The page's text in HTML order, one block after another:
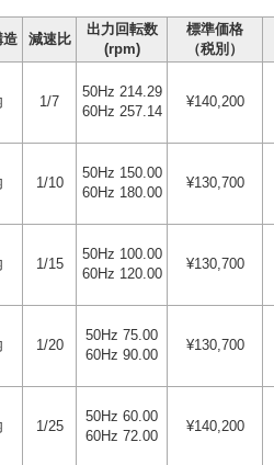
造 減速比
出力回転数
(rpm)
標準価格
（税別）
1/7
50Hz 214.29
60Hz 257.14
¥140,200
1/10
50Hz 150.00
60Hz 180.00
¥130,700
1/15
50Hz 100.00
60Hz 120.00
¥130,700
1/20
50Hz 75.00
60Hz 90.00
¥130,700
1/25
50Hz 60.00
60Hz 72.00
¥140,200